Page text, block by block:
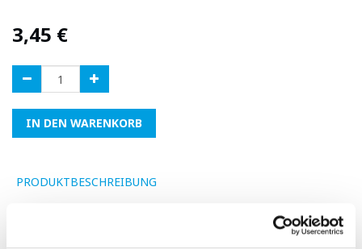
3,45 €
IN DEN WARENKORB
PRODUKTBESCHREIBUNG